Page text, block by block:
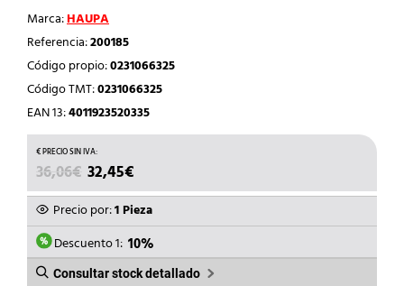
Marca:HAUPA
Referencia:200185
Código propio:0231066325
Código TMT:0231066325
EAN 13:4011923520335
36,06€ EL
PRECIO
ORIGINAL
ERA:
36,06€.
32,45€
PRECIO
ACTUAL
ES:
32,45€.
Precio por:1 Pieza
Descuento 1: 10%
Consultar stock detallado